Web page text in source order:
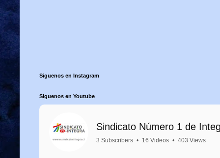
Siguenos en Instagram
Siguenos en Youtube
Sindicato Número 1 de
3 Subscribers • 16 Videos • 403 Views